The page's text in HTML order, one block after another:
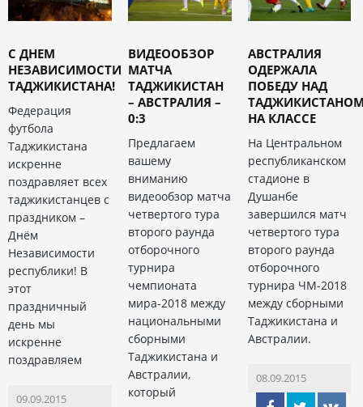
С ДНЕМ
НЕЗАВИСИМОСТИ
ТАДЖИКИСТАНА!
Федерация
футбола
Таджикистана
искренне
поздравляет всех
таджикистанцев с
праздником –
Днём
Независимости
республики! В
этот
праздничный
день мы
искренне
поздравляем
09.09.2015
ВИДЕООБЗОР
МАТЧА
ТАДЖИКИСТАН
– АВСТРАЛИЯ –
0:3
Предлагаем
вашему
вниманию
видеообзор матча
четвертого тура
второго раунда
отборочного
турнира
чемпионата
мира-2018 между
национальными
сборными
Таджикистана и
Австралии,
который
АВСТРАЛИЯ
ОДЕРЖАЛА
ПОБЕДУ НАД
НА КЛАССЕ
На Центральном
республиканском
стадионе в
Душанбе
завершился матч
четвертого тура
второго раунда
отборочного
турнира ЧМ-2018
между сборными
Таджикистана и
Австралии.
08.09.2015